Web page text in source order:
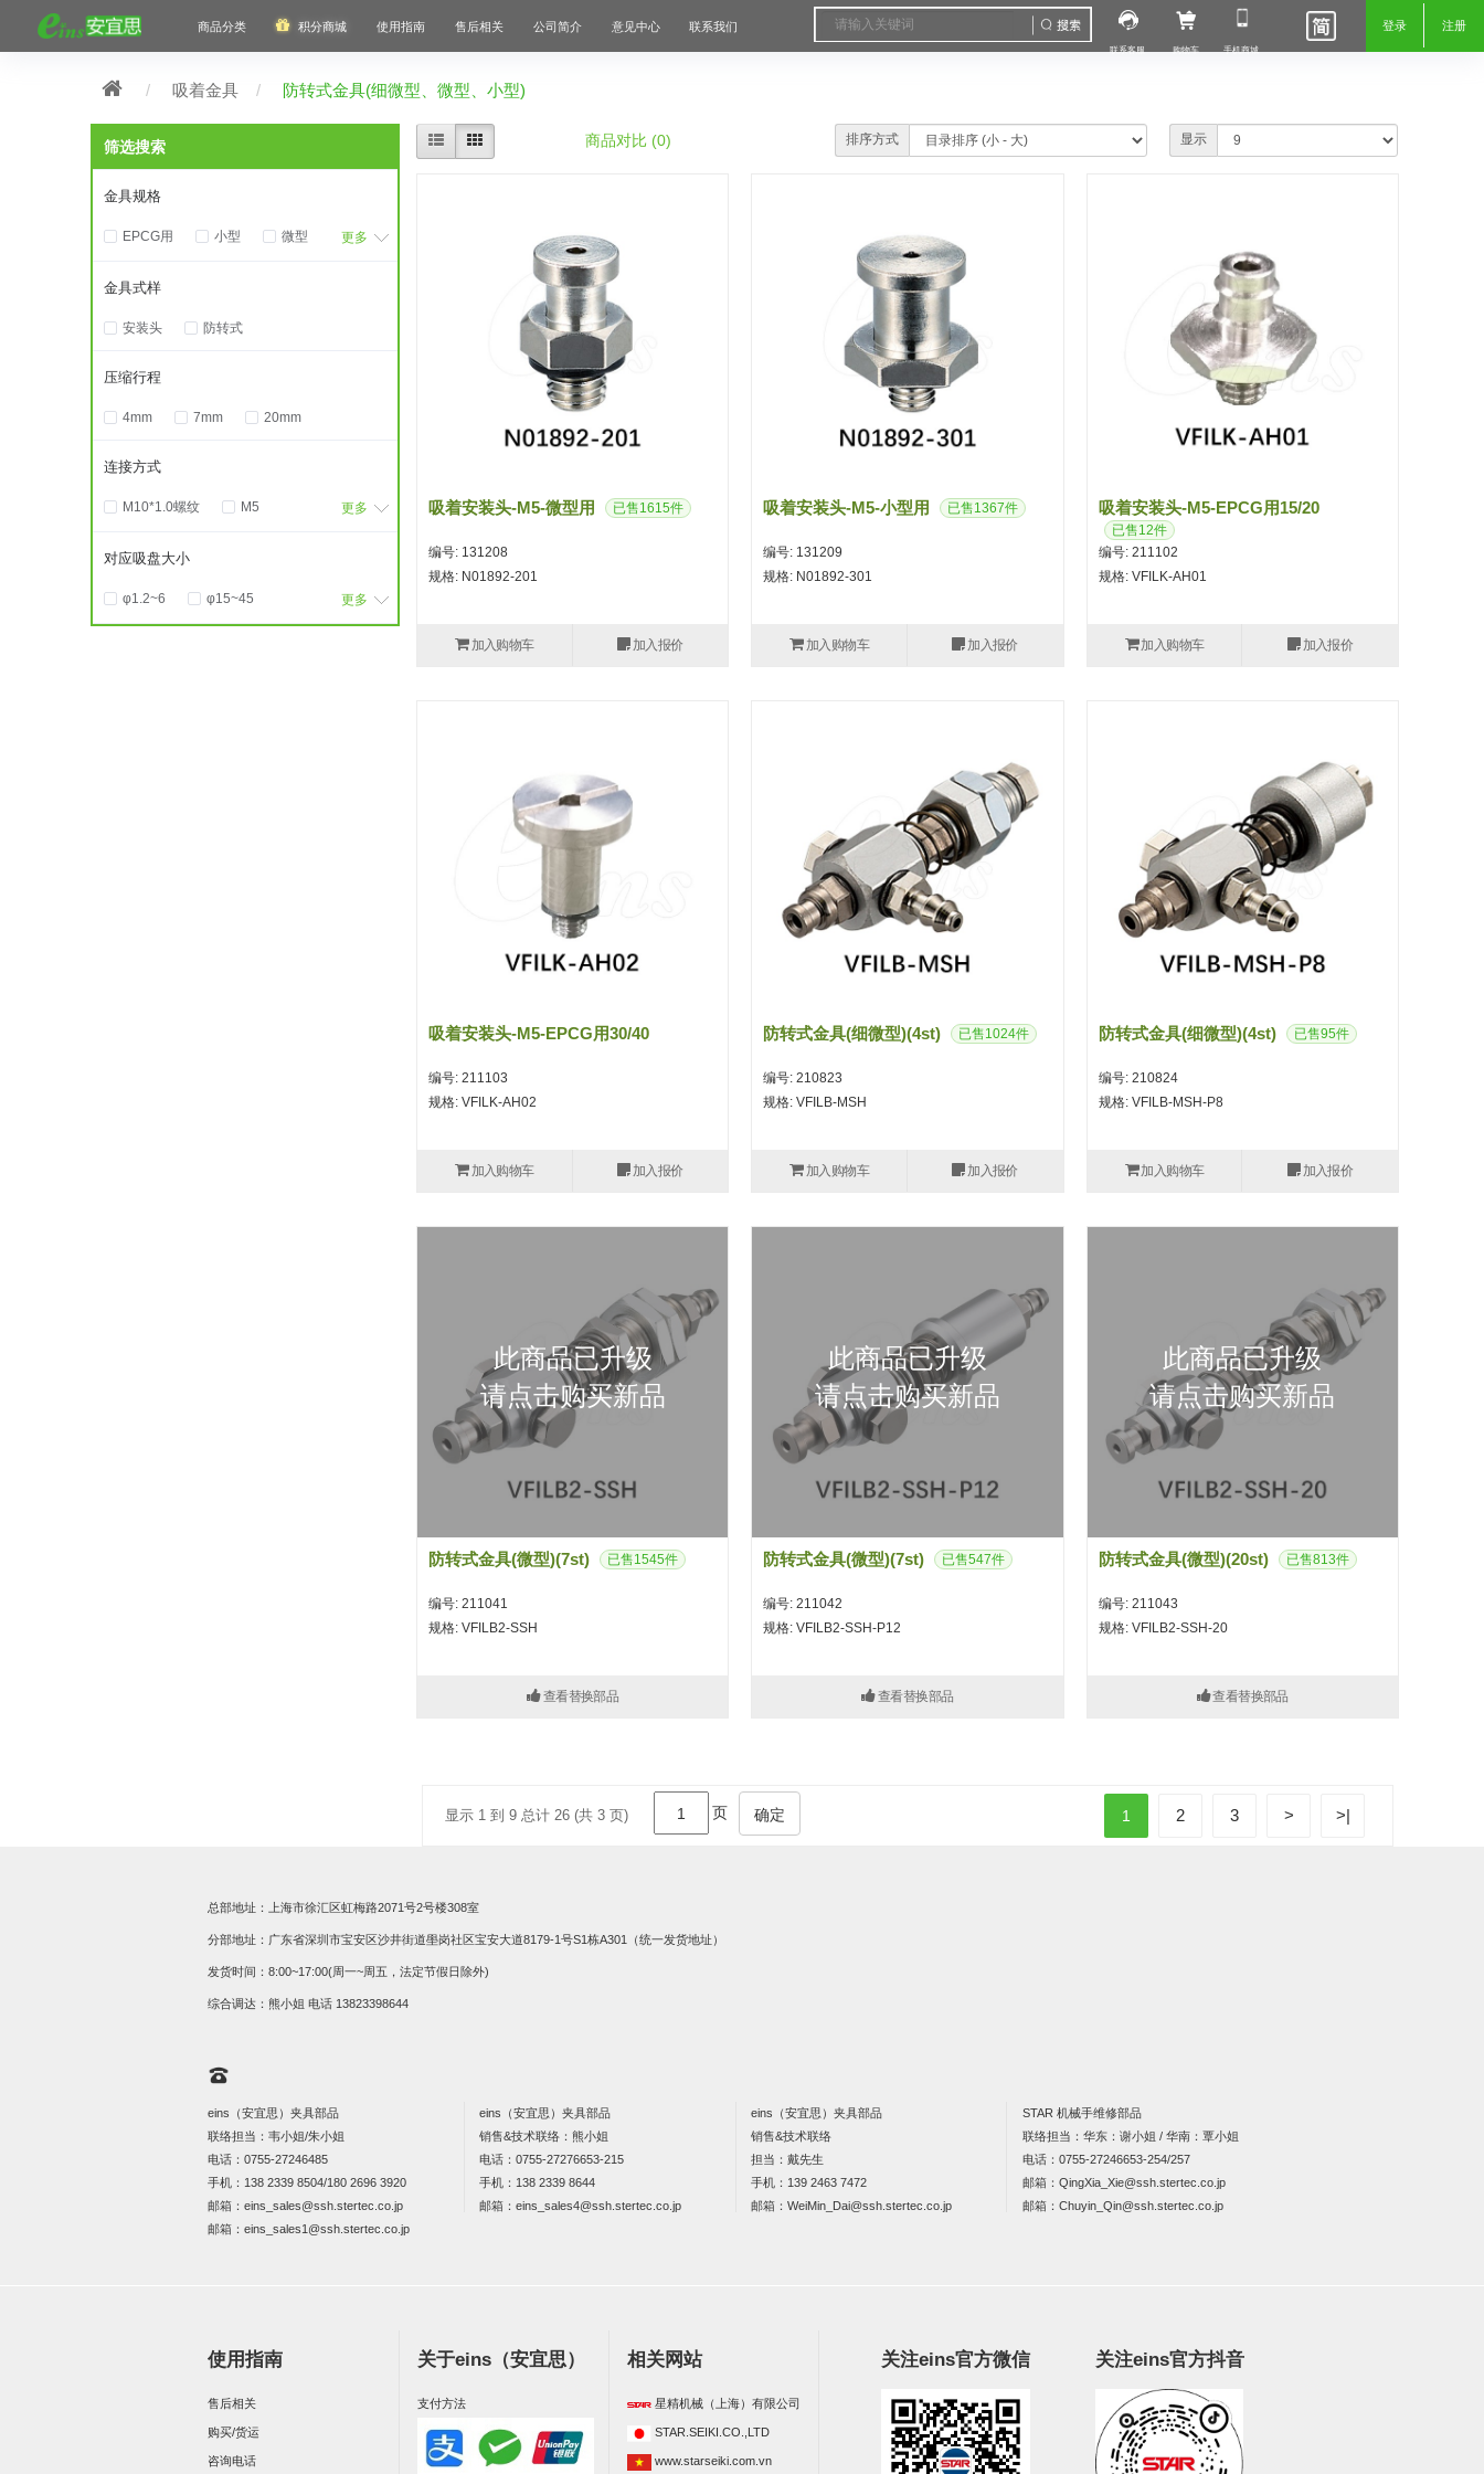
商品分类 积分商城 使用指南 售后相关 公司简介 意见中心 联系我们
联系客服 购物车 手机商城
登录 注册
吸着金具 防转式金具(细微型、微型、小型)
筛选搜索
金具规格
EPCG用 小型
微型
更多
金具式样
安装头 防转式
压缩行程
4mm 7mm 20mm
连接方式
M10*1.0螺纹
M5
φ8圆杆
更多
对应吸盘大小
φ1.2~6
φ15~45
φ4~14
15/20 30/40
更多
商品对比 (0) 排序方式 显示
吸着安装头-M5-微型用 已售1615件
编号: 131208
规格: N01892-201
加入购物车 加入报价
吸着安装头-M5-小型用 已售1367件
编号: 131209
规格: N01892-301
加入购物车 加入报价
吸着安装头-M5-EPCG用15/20
已售12件
编号: 211102
规格: VFILK-AH01
加入购物车 加入报价
吸着安装头-M5-EPCG用30/40
编号: 211103
规格: VFILK-AH02
加入购物车 加入报价
防转式金具(细微型)(4st) 已售1024件
编号: 210823
规格: VFILB-MSH
加入购物车 加入报价
防转式金具(细微型)(4st) 已售95件
编号: 210824
规格: VFILB-MSH-P8
加入购物车 加入报价
此商品已升级
请点击购买新品
防转式金具(微型)(7st) 已售1545件
编号: 211041
规格: VFILB2-SSH
查看替换部品
此商品已升级
请点击购买新品
防转式金具(微型)(7st) 已售547件
编号: 211042
规格: VFILB2-SSH-P12
查看替换部品
此商品已升级
请点击购买新品
防转式金具(微型)(20st) 已售813件
编号: 211043
规格: VFILB2-SSH-20
查看替换部品
显示 1 到 9 总计 26 (共 3 页) 页 确定 1 2 3 > >|
总部地址：上海市徐汇区虹梅路2071号2号楼308室
分部地址：广东省深圳市宝安区沙井街道壆岗社区宝安大道8179-1号S1栋A301（统一发货地址）
发货时间：8:00~17:00(周一~周五，法定节假日除外)
综合调达：熊小姐 电话 13823398644
eins（安宜思）夹具部品
联络担当：韦小姐/朱小姐
电话：0755-27246485
手机： 138 2339 8504/180 2696 3920
邮箱：eins_sales@ssh.stertec.co.jp
邮箱：eins_sales1@ssh.stertec.co.jp
eins（安宜思）夹具部品
销售&技术联络：熊小姐
电话：0755-27276653-215
手机： 138 2339 8644
邮箱：eins_sales4@ssh.stertec.co.jp
eins（安宜思）夹具部品
销售&技术联络
担当：戴先生
手机： 139 2463 7472
邮箱： WeiMin_Dai@ssh.stertec.co.jp
STAR 机械手维修部品
联络担当：华东：谢小姐 / 华南：覃小姐
电话： 0755-27246653-254/257
邮箱： QingXia_Xie@ssh.stertec.co.jp
邮箱： Chuyin_Qin@ssh.stertec.co.jp
使用指南
售后相关
购买/货运
咨询电话
关于eins（安宜思）
支付方法
相关网站
星精机械（上海）有限公司
STAR.SEIKI.CO.,LTD
www.starseiki.com.vn
关注eins官方抖音
关注eins官方微信